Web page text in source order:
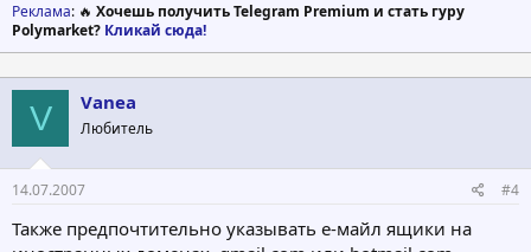
Реклама: 🔥 Хочешь получить Telegram Premium и стать гуру
Polymarket? Кликай сюда!
V Vanea
Любитель
14.07.2007 #4
Также предпочтительно указывать е-майл ящики на